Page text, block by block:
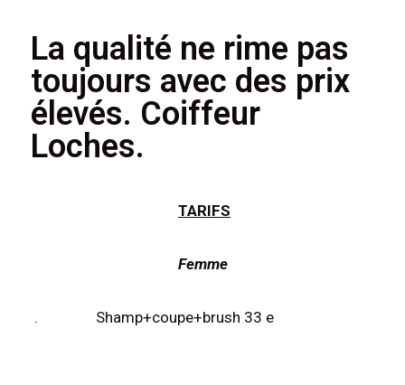
La qualité ne rime pas
toujours avec des prix
élevés. Coiffeur
Loches.
TARIFS
Femme
. Shamp+coupe+brush 33 e